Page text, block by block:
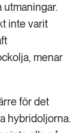
inte varit
menar
för det
hybridoljorna.